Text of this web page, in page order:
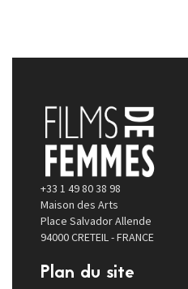
+33 1 49 80 38 98
Maison des Arts
Place Salvador Allende
94000 CRETEIL - FRANCE
Plan du site